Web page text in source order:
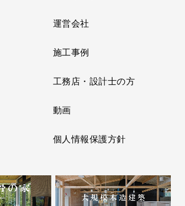
運営会社
施工事例
工務店・設計士の方
動画
個人情報保護方針